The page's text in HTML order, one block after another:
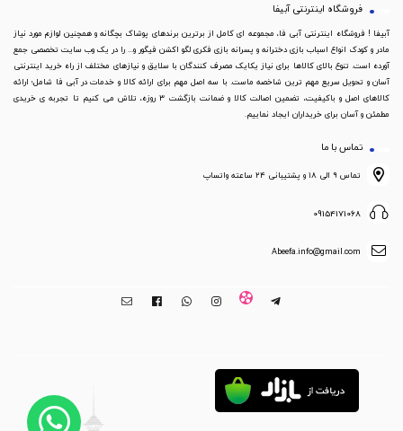
فروشگاه اینترنتی آبیفا
آبیفا ! فروشگاه اینترنتی آبی فا، مجموعه ای کامل از برترین برندهای پوشاک بچگانه و همچنین لوازم مورد نیاز
مادر و کودک انواع اسباب بازی دخترانه و پسرانه بازی فکری لگو اکشن فیگور و... را در یک وب سایت تخصصی جمع
آورده است. تنوع بالای کالاها برای نیاز یکایک مصرف کنندگان با سلایق و نیازهای مختلف از راه خرید اینترنتی
آسان و تحویل سریع مهم ترین شاخصه ماست. با سه اصل مهم برای ارائه کالا و خدمات در آبی فا شامل؛ ارائه
کالاهای اصل و باکیفیت، تضمین اصالت کالا و ضمانت بازگشت 3 روزه، تلاش می کنیم تا تجربه ی خریدی
مطمئن و آسان برای خریداران ایجاد نماییم.
تماس با ما
تماس ۹ الی ۱۸ و پشتیبانی ۲۴ ساعته واتساپ
09154171068
Abeefa.info@gmail.com